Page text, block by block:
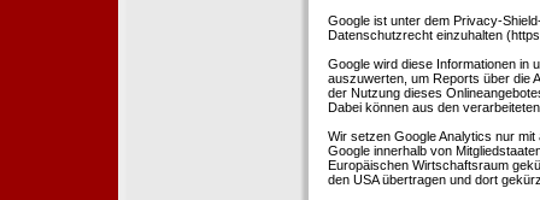
Google ist unter dem Privacy-
Datenschutzrecht einzuhalten
Google wird diese Informationen in
auszuwerten, um Reports über die
der Nutzung dieses
Dabei können aus den
Wir setzen Google Analytics nur
Google innerhalb von
Europäischen Wirtschaftsraum
den USA übertragen und dort